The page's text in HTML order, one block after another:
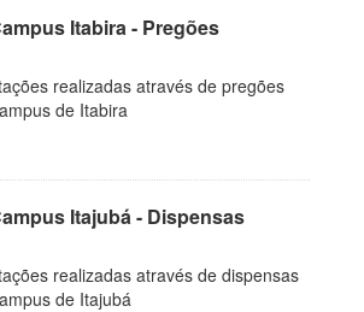
Itabira - Pregões
realizadas através de pregões
de Itabira
Itajubá - Dispensas
realizadas através de dispensas
de Itajubá